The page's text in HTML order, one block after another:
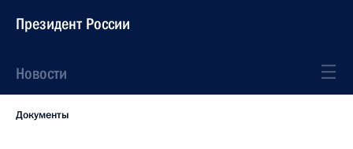
Президент России
Новости
Документы